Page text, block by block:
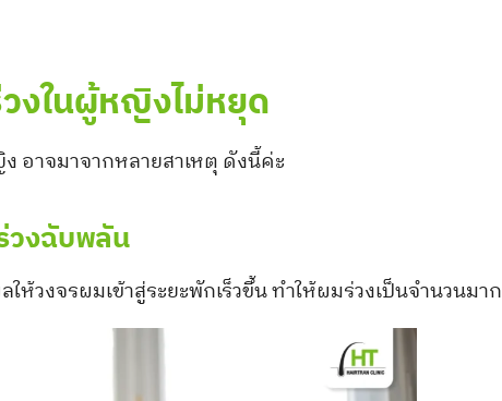
งในผู้หญิงไม่หยุด
อาจมาจากหลายสาเหตุ ดังนี้ค่ะ
วงฉับพลัน
วงจรผมเข้าสู่ระยะพักเร็วขึ้น ทำให้ผมร่วงเป็นจำนวนมาก